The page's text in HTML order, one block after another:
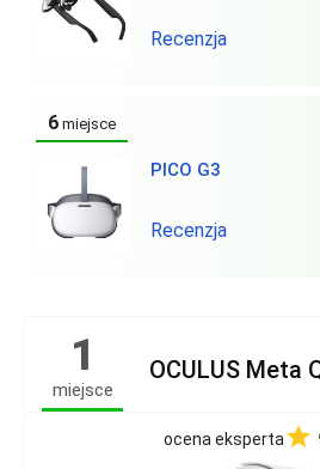
Recenzja
6 miejsce
PICO G3
Recenzja
1
miejsce
OCULUS Meta
ocena eksperta